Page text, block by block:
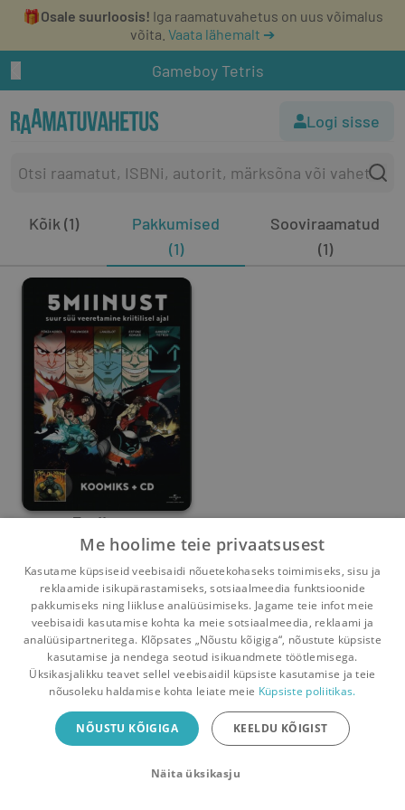
🎁Osale suurloosis! Iga raamatuvahetus on uus võimalus
võita. Vaata lähemalt ➔
Gameboy Tetris
Logi sisse
Kõik (1)
Pakkumised
(1)
Sooviraamatud
(1)
5miinust
Estoni Kohver,Lancelot,Päevakoer,Gameboy Tetris,Põhja-
Umbes 8 kuudtagasi
Pealehele Ostukorv Sõnumid Teated Konto
Raamatuvahetuse mobiiliäpp
Vaheta raamatuid veelgi mugavamalt!
Me hoolime teie privaatsusest
Kasutame küpsiseid veebisaidi nõuetekohaseks toimimiseks, sisu ja
reklaamide isikupärastamiseks, sotsiaalmeedia funktsioonide
pakkumiseks ning liikluse analüüsimiseks. Jagame teie infot meie
veebisaidi kasutamise kohta ka meie sotsiaalmeedia, reklaami ja
analüüsipartneritega. Klõpsates „Nõustu kõigiga“, nõustute küpsiste
kasutamise ja nendega seotud isikuandmete töötlemisega.
Üksikasjalikku teavet sellel veebisaidil küpsiste kasutamise ja teie
nõusoleku haldamise kohta leiate meie Küpsiste poliitikas.
NÕUSTU KÕIGIGA KEELDU KÕIGIST
Näita üksikasju